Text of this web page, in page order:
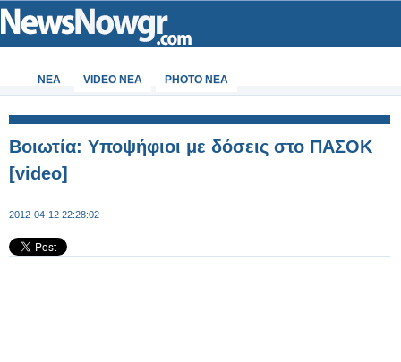
ΝΕΑ VIDEO NEA PHOTO NEA
Βοιωτία: Υποψήφιοι με δόσεις στο ΠΑΣΟΚ
[video]
2012-04-12 22:28:02